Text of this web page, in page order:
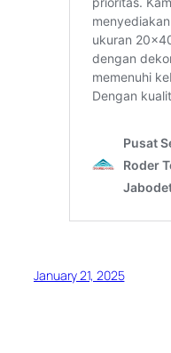
January 21, 2025